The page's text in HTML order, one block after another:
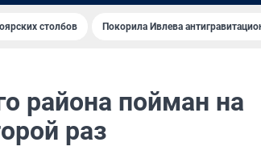
столбов Покорила Ивлева
района пойман на
раз